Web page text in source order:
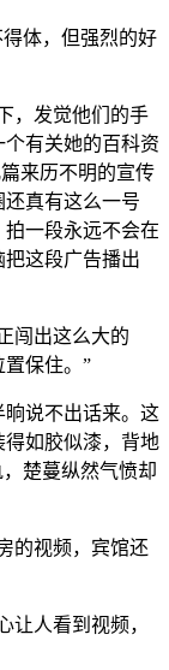
体，但强烈的好
，发觉他们的手
有关她的百科资
来历不明的宣传
真有这么一号
一段永远不会在
这段广告播出
闯出这么大的
保住。”
说不出话来。这
如胶似漆，背地
楚蔓纵然气愤却
的视频，宾馆还
让人看到视频，